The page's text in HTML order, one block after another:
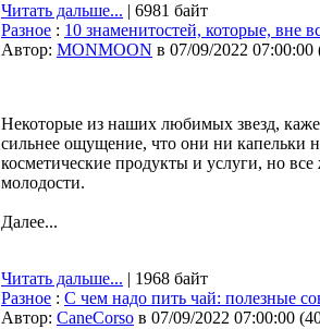
Читать дальше... | 6981 байт
Разное : 10 знаменитостей, которые, вне
Автор: MONMOON в 07/09/2022 07:00:00
Некоторые из наших любимых звезд,
сильнее ощущение, что они ни капельки
косметические продукты и услуги, но
молодости.
Далее...
Читать дальше... | 1968 байт
Разное : С чем надо пить чай: полезные
Автор: CaneCorso в 07/09/2022 07:00:00 (